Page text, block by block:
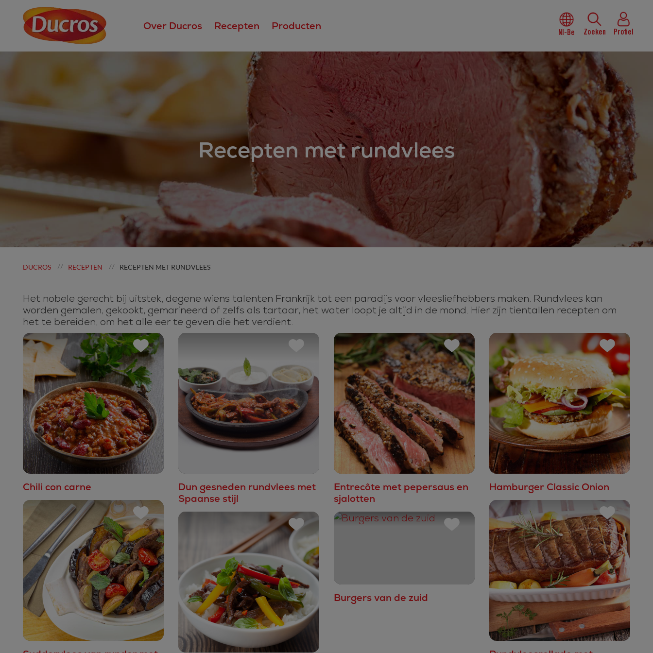
Over Ducros Recepten Producten
Nl-Be Zoeken Profiel
Recepten met rundvlees
DUCROS // RECEPTEN // RECEPTEN MET RUNDVLEES
Het nobele gerecht bij uitstek, degene wiens talenten Frankrijk tot een paradijs voor vleesliefhebbers maken. Rundvlees kan
worden gemalen, gekookt, gemarineerd of zelfs als tartaar, het water loopt je altijd in de mond. Hier zijn tientallen recepten om
het te bereiden, om het alle eer te geven die het verdient.
Chili con carne
Dun gesneden rundvlees met
Spaanse stijl
Entrecôte met pepersaus en
sjalotten
Hamburger Classic Onion
Burgers van de zuid